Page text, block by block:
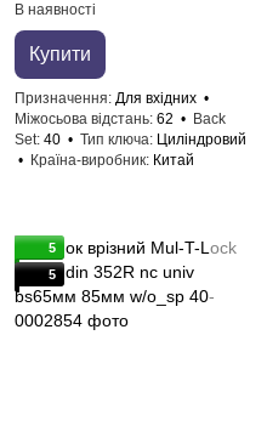
В наявності
Купити
Призначення Для вхідних
Міжосьова відстань 62
Back
Set 40 Тип ключа Циліндровий
Країна-виробник Китай
5
5